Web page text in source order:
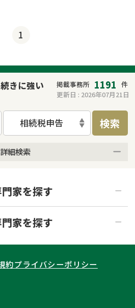
1
きに強い
掲載事務所 1191 件
更新日 : 2026年07月21日
相続税申告 検索
詳細検索
土日祝の相談可能
家を探す
青森県
宮城県
神奈川県
家を探す
遺産分割
約プライバシーポリシー